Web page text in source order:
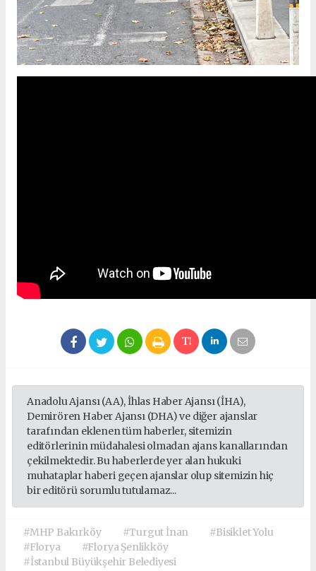
Anadolu Ajansı (AA), İhlas Haber Ajansı (İHA),
Demirören Haber Ajansı (DHA) ve diğer ajanslar
tarafından eklenen tüm haberler, sitemizin
editörlerinin müdahalesi olmadan ajans kanallarından
çekilmektedir. Bu haberlerde yer alan hukuki
muhataplar haberi geçen ajanslar olup sitemizin hiç
bir editörü sorumlu tutulamaz...
#MHP Bakırköy #Turgut İnan
#Bisiklet Yolu
#Florya
#Florya Şenlikköy
#İstanbul Büyükşehir Belediyesi